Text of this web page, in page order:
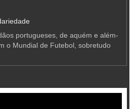
portugueses, de aquém e além-
o Mundial de Futebol, sobretudo